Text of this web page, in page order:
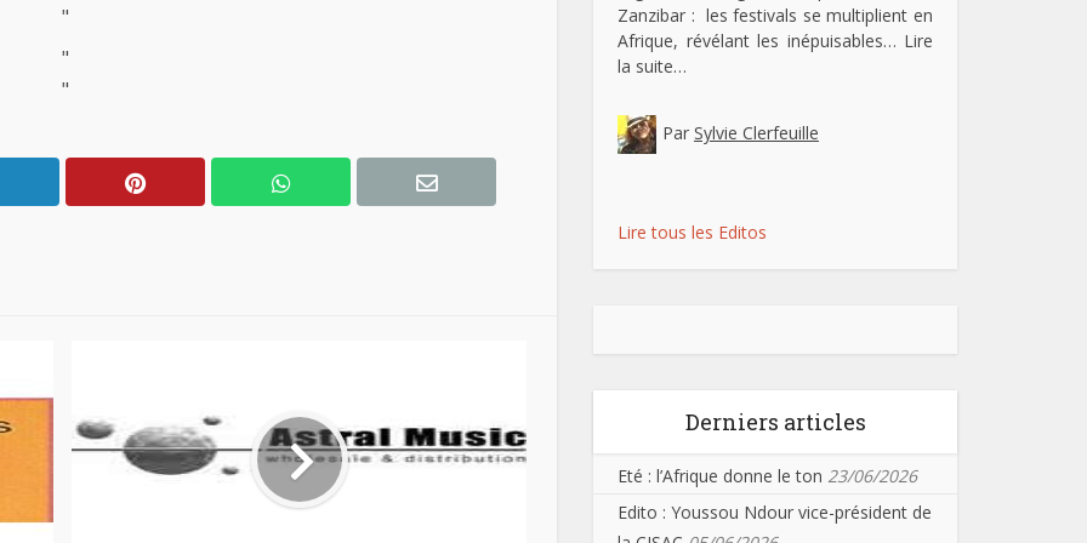
"
"
"
Zanzibar : les festivals se multiplient en
Afrique, révélant les inépuisables… Lire
la suite…
Par Sylvie Clerfeuille
Lire tous les Editos
Derniers articles
Eté : l’Afrique donne le ton 23/06/2026
Edito : Youssou Ndour vice-président de